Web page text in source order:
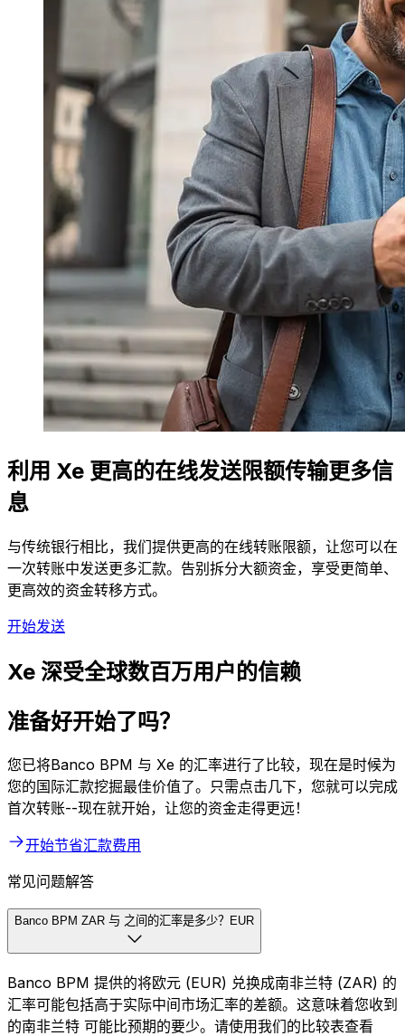
利用 Xe 更高的在线发送限额传输更多信
息
与传统银行相比，我们提供更高的在线转账限额，让您可以在
一次转账中发送更多汇款。告别拆分大额资金，享受更简单、
更高效的资金转移方式。
开始发送
Xe 深受全球数百万用户的信赖
准备好开始了吗？
您已将Banco BPM 与 Xe 的汇率进行了比较，现在是时候为
您的国际汇款挖掘最佳价值了。只需点击几下，您就可以完成
首次转账--现在就开始，让您的资金走得更远！
开始节省汇款费用
常见问题解答
Banco BPM ZAR 与 之间的汇率是多少？EUR
Banco BPM 提供的将欧元 (EUR) 兑换成南非兰特 (ZAR) 的
汇率可能包括高于实际中间市场汇率的差额。这意味着您收到
的南非兰特 可能比预期的要少。请使用我们的比较表查看